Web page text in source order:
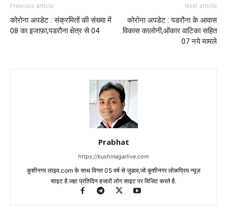
Previous article
कोरोना अपडेट : संक्रमितों की संख्या में
08 का इजाफ़ा,पडरौना क्षेत्र से 04
Next article
कोरोना अपडेट : पडरौना के आवास
विकास कालोनी,ओंकार वाटिका सहित
07 नये मामले
Prabhat
https://kushinagarlive.com
कुशीनगर लाइव.com के साथ विगत 05 वर्ष से जुडाव,जो कुशीनगर लोकप्रिय न्यूज़
साइट है.जहा प्रतिदिन हजारों लोग साइट पर विजिट करते है.